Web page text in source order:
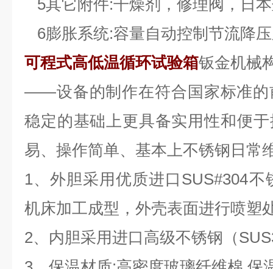
5其它附件:干燥剂，修理阀，日
6膨胀系统:容量自动控制节流降
可程式高低温循环试验箱钣金机械
——设备的制作在符合国家标准的
稳定的基础上更具备实用性和便
易、操作简单、基本上不锈钢日常
1、外胆采用优质进口SUS#304
机床加工成型，外壳表面进行喷塑
2、内胆采用进口高级不锈钢（